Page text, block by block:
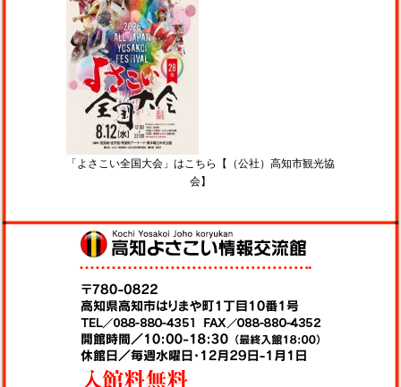
「よさこい全国大会」はこちら【（公社）高知市観光協
会】